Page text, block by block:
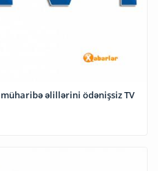
əlillərini ödənişsiz TV